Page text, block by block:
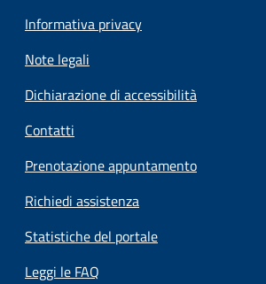
Informativa privacy
Note legali
Dichiarazione di accessibilità
Contatti
Prenotazione appuntamento
Richiedi assistenza
Statistiche del portale
Leggi le FAQ